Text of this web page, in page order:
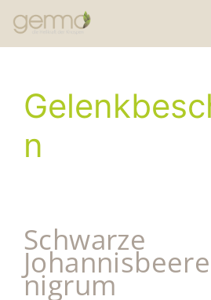
n
Schwarze
nigrum